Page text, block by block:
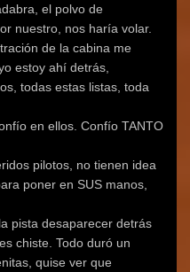
el polvo de
nuestro, nos haría volar.
de la cabina me
estoy ahí detrás,
todas estas listas, toda
en ellos. Confío TANTO
pilotos, no tienen idea
poner en SUS manos,
pista desaparecer detrás
chiste. Todo duró un
quise ver que